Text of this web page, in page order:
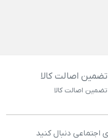
تضمین اصالت کالا
تضمین اصالت کالا
اجتماعی دنبال کنید